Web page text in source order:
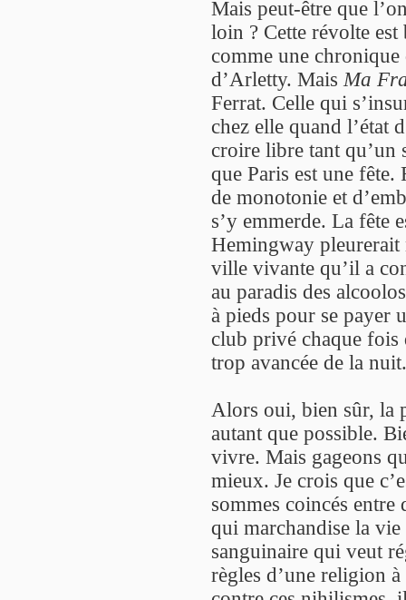
Mais peut-être que
loin ? Cette révolte est
comme une
d’Arletty. MaisMa
Ferrat. Celle qui
chez elle quand l’état
croire libre tant qu’un
que Paris est une
de monotonie et
s’y emmerde. La fête
Hemingway pleurerait
ville vivante qu’il a
au paradis des
à pieds pour se payer
club privé chaque fois
trop avancée de la nuit.
Alors oui, bien sûr, la
autant que possible.
vivre. Mais gageons
mieux. Je crois que
sommes coincés
qui marchandise la
sanguinaire qui veut
règles d’une religion